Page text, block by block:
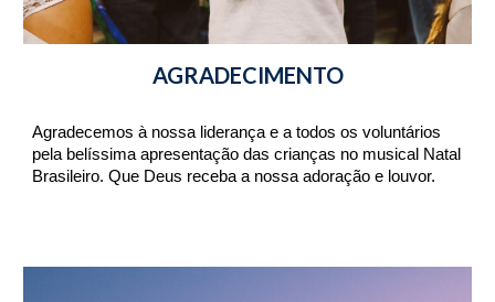
AGRADECIMENTO
Agradecemos à nossa liderança e a todos os voluntários
pela belíssima apresentação das crianças no musical Natal
Brasileiro. Que Deus receba a nossa adoração e louvor.